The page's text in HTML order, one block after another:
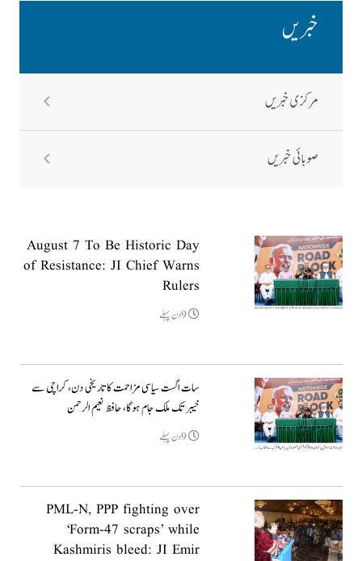
خبریں
مرکزی خبریں
صوبائی خبریں
August 7 To Be Historic Day
of Resistance: JI Chief Warns
Rulers
9دن پہلے
سات اگست سیاسی مزاحمت کا تاریخی دن، کراچی سے
خیبر تک ملک جام ہوگا، حافظ نعیم الرحمن
9دن پہلے
PML-N, PPP fighting over
‘Form-47 scraps’ while
Kashmiris bleed: JI Emir